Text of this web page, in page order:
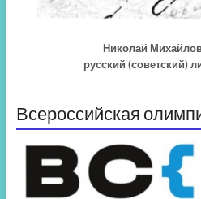
Николай
русский (советский)
Всероссийская